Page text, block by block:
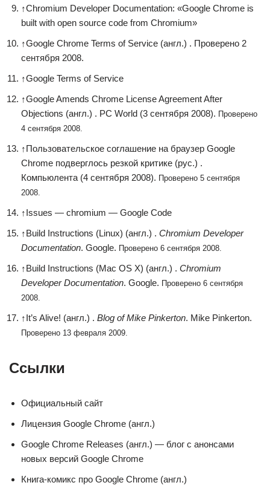
↑Chromium Developer Documentation: «Google Chrome is
built with open source code from Chromium»
↑Google Chrome Terms of Service (англ.) . Проверено 2
сентября 2008.
↑Google Terms of Service
↑Google Amends Chrome License Agreement After
Objections (англ.) . PC World (3 сентября 2008).
Проверено
4 сентября 2008.
↑Пользовательское соглашение на браузер Google
Chrome подверглось резкой критике (рус.) .
Компьюлента (4 сентября 2008).
Проверено 5 сентября
2008.
↑Issues — chromium — Google Code
↑Build Instructions (Linux) (англ.) . Chromium Developer
Documentation. Google. Проверено 6 сентября 2008.
↑Build Instructions (Mac OS X) (англ.) . Chromium
Developer Documentation. Google.
Проверено 6 сентября
2008.
↑It’s Alive! (англ.) . Blog of Mike Pinkerton. Mike Pinkerton.
Проверено 13 февраля 2009.
Ссылки
Официальный сайт
Лицензия Google Chrome (англ.)
Google Chrome Releases (англ.) — блог с анонсами
новых версий Google Chrome
Книга-комикс про Google Chrome (англ.)